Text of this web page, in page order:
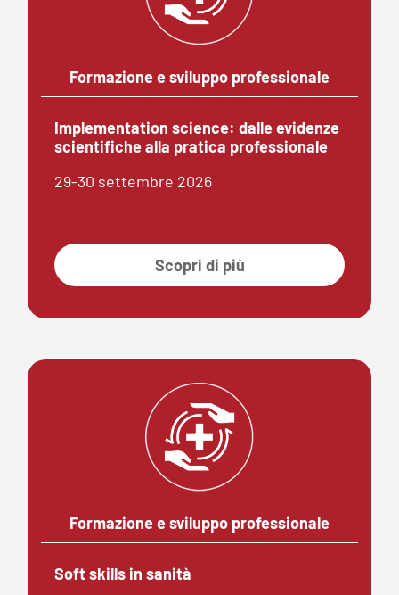
Formazione e sviluppo professionale
Implementation science: dalle evidenze
scientifiche alla pratica professionale
29-30 settembre 2026
Scopri di più
Formazione e sviluppo professionale
Soft skills in sanità